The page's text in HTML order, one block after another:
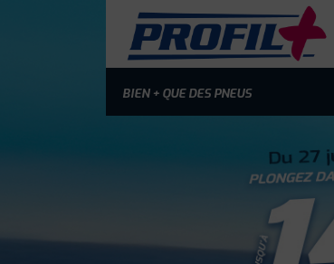
BIEN + QUE DES PNEUS